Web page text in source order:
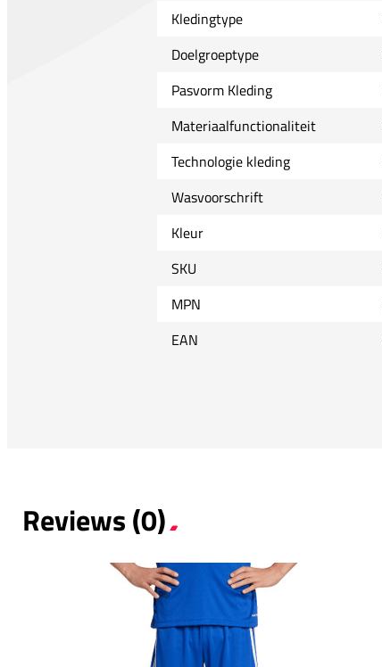
Kledingtype
Doelgroeptype
Pasvorm Kleding
Materiaalfunctionaliteit
Technologie kleding
Wasvoorschrift
Kleur
SKU
MPN
EAN
Reviews (0)